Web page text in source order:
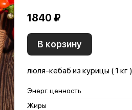
1840 ₽
В корзину
люля-кебаб из курицы ( 1 кг )
Энерг. ценность
Жиры